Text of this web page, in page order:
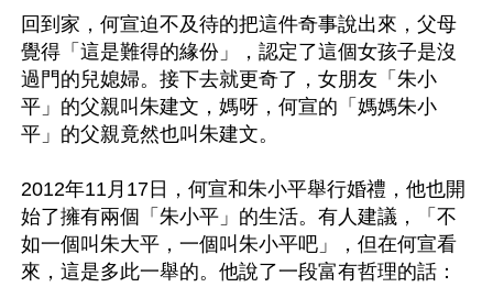
回到家，何宣迫不及待的把這件奇事說出來，父母
覺得「這是難得的緣份」，認定了這個女孩子是沒
過門的兒媳婦。接下去就更奇了，女朋友「朱小
平」的父親叫朱建文，媽呀，何宣的「媽媽朱小
平」的父親竟然也叫朱建文。
2012年11月17日，何宣和朱小平舉行婚禮，他也開
始了擁有兩個「朱小平」的生活。有人建議，「不
如一個叫朱大平，一個叫朱小平吧」，但在何宣看
來，這是多此一舉的。他說了一段富有哲理的話：